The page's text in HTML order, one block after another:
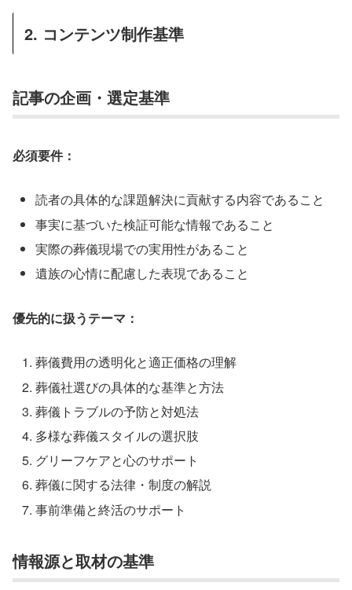
2. コンテンツ制作基準
記事の企画・選定基準
必須要件：
読者の具体的な課題解決に貢献する内容であること
事実に基づいた検証可能な情報であること
実際の葬儀現場での実用性があること
遺族の心情に配慮した表現であること
優先的に扱うテーマ：
葬儀費用の透明化と適正価格の理解
葬儀社選びの具体的な基準と方法
葬儀トラブルの予防と対処法
多様な葬儀スタイルの選択肢
グリーフケアと心のサポート
葬儀に関する法律・制度の解説
事前準備と終活のサポート
情報源と取材の基準